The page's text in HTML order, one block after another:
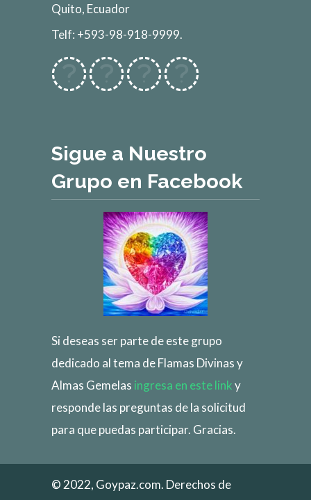
Quito, Ecuador
Telf: +593-98-918-9999.
Sigue a Nuestro
Grupo en Facebook
Si deseas ser parte de este grupo
dedicado al tema de Flamas Divinas y
Almas Gemelas ingresa en este linky
responde las preguntas de la solicitud
para que puedas participar. Gracias.
© 2022, Goypaz.com. Derechos de